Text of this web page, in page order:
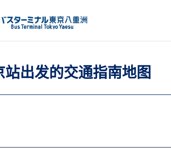
站出发的交通指南地图